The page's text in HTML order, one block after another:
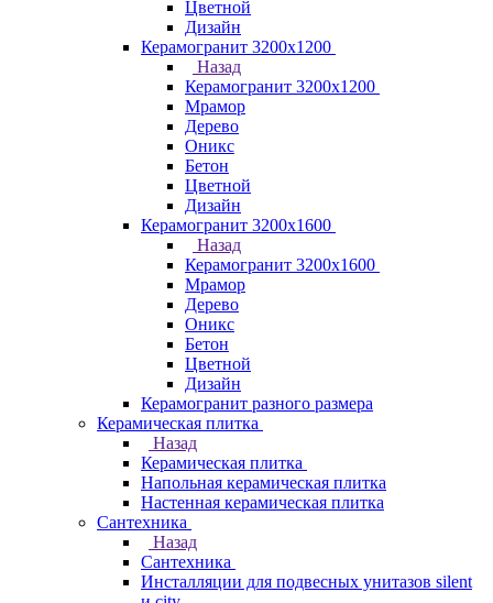
Цветной
Дизайн
Керамогранит 3200х1200
Назад
Керамогранит 3200х1200
Мрамор
Дерево
Оникс
Бетон
Цветной
Дизайн
Керамогранит 3200х1600
Назад
Керамогранит 3200х1600
Мрамор
Дерево
Оникс
Бетон
Цветной
Дизайн
Керамогранит разного размера
Керамическая плитка
Назад
Керамическая плитка
Напольная керамическая плитка
Настенная керамическая плитка
Сантехника
Назад
Сантехника
Инсталляции для подвесных унитазов silent